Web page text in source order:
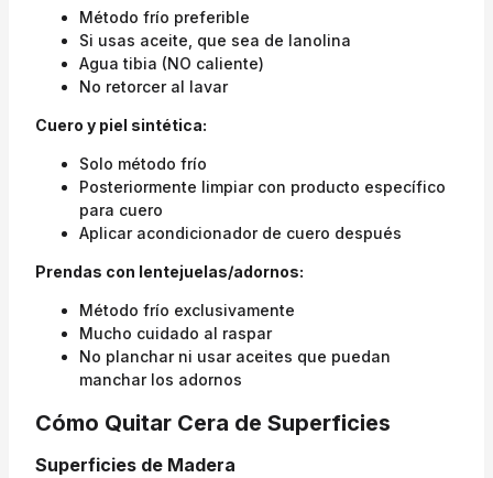
Método frío preferible
Si usas aceite, que sea de lanolina
Agua tibia (NO caliente)
No retorcer al lavar
Cuero y piel sintética:
Solo método frío
Posteriormente limpiar con producto específico
para cuero
Aplicar acondicionador de cuero después
Prendas con lentejuelas/adornos:
Método frío exclusivamente
Mucho cuidado al raspar
No planchar ni usar aceites que puedan
manchar los adornos
Cómo Quitar Cera de Superficies
Superficies de Madera